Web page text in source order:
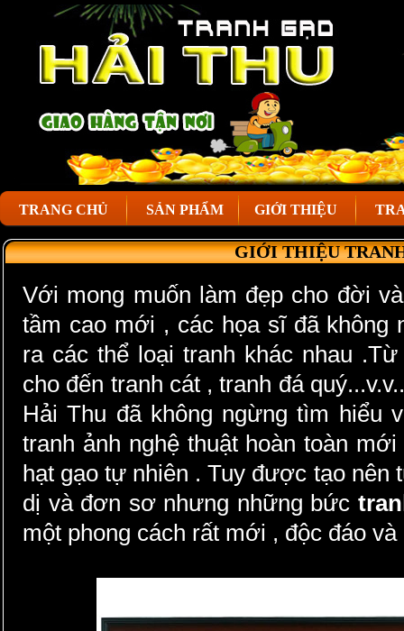
TRANG CHỦ SẢN PHẨM GIỚI THIỆU
GIỚI THIỆU
Với mong muốn làm đẹp cho đời
tầm cao mới , các họa sĩ đã không
ra các thể loại tranh khác nhau
cho đến tranh cát , tranh đá
Hải Thu đã không ngừng tìm hiểu
tranh ảnh nghệ thuật hoàn toàn
hạt gạo tự nhiên . Tuy được tạo nên
dị và đơn sơ nhưng những bức
một phong cách rất mới , độc đáo